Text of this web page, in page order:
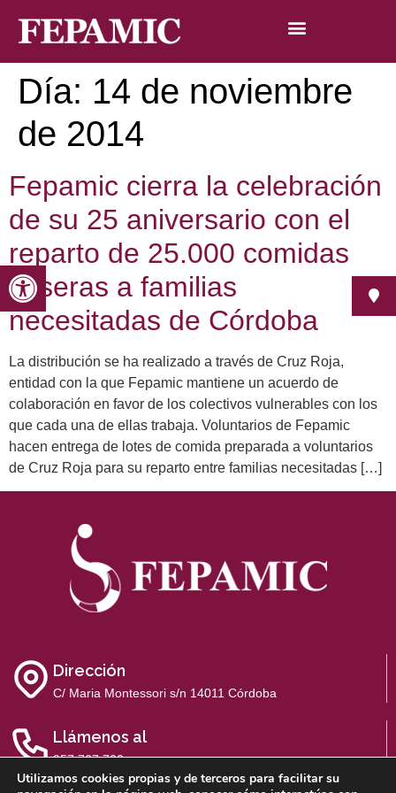
Abrir barra de herramientas
Día: 14 de noviembre
de 2014
Fepamic cierra la celebración
de su 25 aniversario con el
reparto de 25.000 comidas
caseras a familias
necesitadas de Córdoba
La distribución se ha realizado a través de Cruz Roja,
entidad con la que Fepamic mantiene un acuerdo de
colaboración en favor de los colectivos vulnerables con los
que cada una de ellas trabaja. Voluntarios de Fepamic
hacen entrega de lotes de comida preparada a voluntarios
de Cruz Roja para su reparto entre familias necesitadas […]
Dirección
C/ Maria Montessori s/n 14011 Córdoba
Llámenos al
957 767 700
Utilizamos cookies propias y de terceros para facilitar su